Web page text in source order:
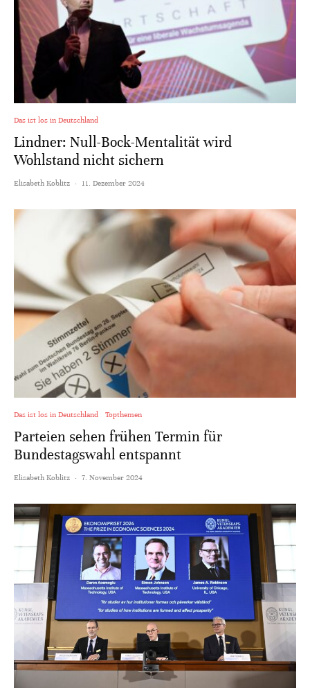
Das ist los in Deutschland
Lindner: Null-Bock-Mentalität wird
Wohlstand nicht sichern
Elisabeth Koblitz · 11. Dezember 2024
Das ist los in Deutschland Topthemen
Parteien sehen frühen Termin für
Bundestagswahl entspannt
Elisabeth Koblitz · 7. November 2024